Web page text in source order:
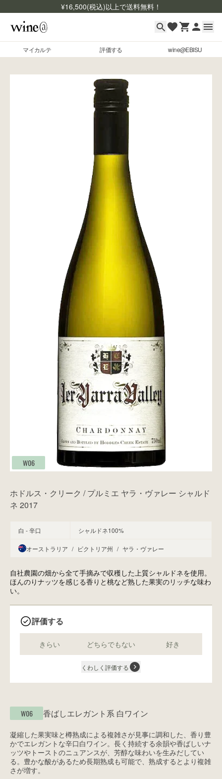
¥16,500(税込)以上で送料無料！
マイカルテ 評価する wine@EBISU
マイカルテ
W06
ホドルス・クリーク / プルミエ ヤラ・ヴァレー シャルド
ネ 2017
白 - 辛口 シャルドネ100%
オーストラリア / ビクトリア州 / ヤラ・ヴァレー
自社農園の畑から全て手摘みで収穫した上質シャルドネを使用。
ほんのりナッツを感じる香りと桃など熟した果実のリッチな味わ
い。
評価する
きらい どちらでもない 好き
くわしく評価する
W06 香ばしエレガント系 白ワイン
凝縮した果実味と樽熟成による複雑さが見事に調和した、香り豊
かでエレガントな辛口白ワイン。長く持続する余韻や香ばしいナ
ッツやトーストのニュアンスが、芳醇な味わいを生みだしてい
る。豊かな酸があるため長期熟成も可能で、熟成するとより複雑
さが増す。